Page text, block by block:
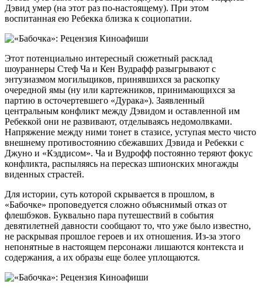
Дэвид умер (на этот раз по-настоящему). При этом
воспитанная ею Ребекка близка к социопатии.
Этот потенциально интересный сюжетный расклад
шоураннеры Стеф Ча и Кен Вудрафф разыгрывают с
энтузиазмом могильщиков, принявшихся за раскопку
очередной ямы (ну или картежников, принимающихся за
партию в осточертевшего «Дурака»). Заявленный
центральным конфликт между Дэвидом и оставленной им
Ребеккой они не развивают, отделываясь недомолвками.
Напряжение между ними тонет в стазисе, уступая место чисто
внешнему противостоянию сбежавших Дэвида и Ребекки с
Джуно и «Кэддисом». Ча и Вудрофф постоянно теряют фокус
конфликта, распыляясь на пересказ шпионских многажды
виденных страстей.
Для истории, суть которой скрывается в прошлом, в
«Бабочке» проповедуется сложно объяснимый отказ от
флешбэков. Буквально пара путешествий в события
девятилетней давности сообщают то, что уже было известно,
не раскрывая прошлое героев и их отношения. Из-за этого
непонятные в настоящем персонажи лишаются контекста и
содержания, а их образы еще более уплощаются.